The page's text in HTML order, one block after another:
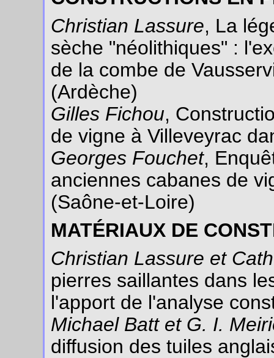
Christian Lassure, La
sèche "néolithiques" :
de la combe de
(Ardèche)
Gilles Fichou,
de vigne à Villeveyrac
Georges Fouchet,
anciennes cabanes de
(Saône-et-Loire)
MATÉRIAUX DE
Christian Lassure et
pierres saillantes dans
l'apport de l'analyse
Michael Batt et G. I.
diffusion des tuiles